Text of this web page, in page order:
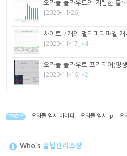
오라클 클라우드의 저렴한 블
[2020-11-26]
사이트 2개의 멀티미디파일 캐
[2020-11-17] *4
오라클 클라우트 프리티어(평
[2020-11-16] *2
TAG • 오라클 임시 아이피 , 오라클 임시 ip, 오
Who's 꿀팁관리소장